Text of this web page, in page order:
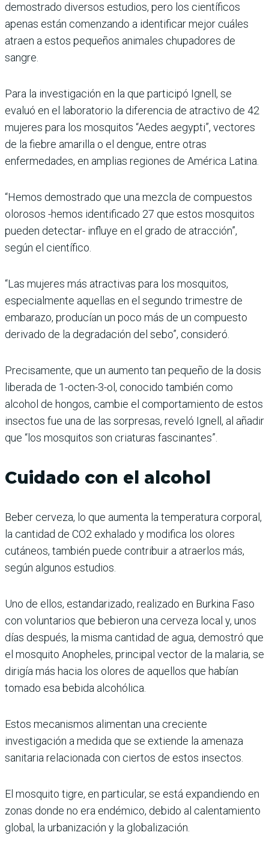
demostrado diversos estudios, pero los científicos
apenas están comenzando a identificar mejor cuáles
atraen a estos pequeños animales chupadores de
sangre.
Para la investigación en la que participó Ignell, se
evaluó en el laboratorio la diferencia de atractivo de 42
mujeres para los mosquitos “Aedes aegypti”, vectores
de la fiebre amarilla o el dengue, entre otras
enfermedades, en amplias regiones de América Latina.
“Hemos demostrado que una mezcla de compuestos
olorosos -hemos identificado 27 que estos mosquitos
pueden detectar- influye en el grado de atracción”,
según el científico.
“Las mujeres más atractivas para los mosquitos,
especialmente aquellas en el segundo trimestre de
embarazo, producían un poco más de un compuesto
derivado de la degradación del sebo”, consideró.
Precisamente, que un aumento tan pequeño de la dosis
liberada de 1-octen-3-ol, conocido también como
alcohol de hongos, cambie el comportamiento de estos
insectos fue una de las sorpresas, reveló Ignell, al añadir
que “los mosquitos son criaturas fascinantes”.
Cuidado con el alcohol
Beber cerveza, lo que aumenta la temperatura corporal,
la cantidad de CO2 exhalado y modifica los olores
cutáneos, también puede contribuir a atraerlos más,
según algunos estudios.
Uno de ellos, estandarizado, realizado en Burkina Faso
con voluntarios que bebieron una cerveza local y, unos
días después, la misma cantidad de agua, demostró que
el mosquito Anopheles, principal vector de la malaria, se
dirigía más hacia los olores de aquellos que habían
tomado esa bebida alcohólica.
Estos mecanismos alimentan una creciente
investigación a medida que se extiende la amenaza
sanitaria relacionada con ciertos de estos insectos.
El mosquito tigre, en particular, se está expandiendo en
zonas donde no era endémico, debido al calentamiento
global, la urbanización y la globalización.